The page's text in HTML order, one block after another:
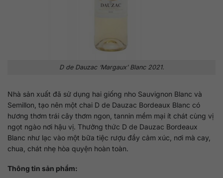
D de Dauzac ‘Margaux’ Blanc 2021.
Nhà sản xuất đã sử dụng hai giống nho Sauvignon Blanc và
Semillon, tạo nên một chai D de Dauzac Bordeaux Blanc có
hương thơm trái cây thơm ngon, tannin mềm mại ít chát cùng vị
ngọt ngào nơi hậu vị. Thưởng thức D de Dauzac Bordeaux
Blanc như lạc vào một bữa tiệc rượu đầy cảm xúc, nơi mà cay,
chua, chát nhẹ hòa quyện hoàn toàn.
Thông tin sản phẩm: